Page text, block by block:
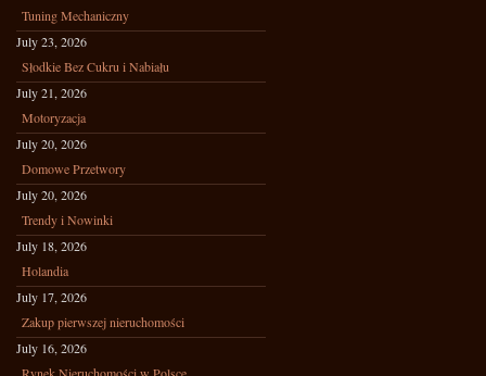
Tuning Mechaniczny
July 23, 2026
Słodkie Bez Cukru i Nabiału
July 21, 2026
Motoryzacja
July 20, 2026
Domowe Przetwory
July 20, 2026
Trendy i Nowinki
July 18, 2026
Holandia
July 17, 2026
Zakup pierwszej nieruchomości
July 16, 2026